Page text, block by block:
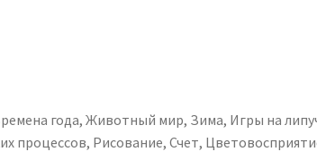
года, Животный мир, Зима, Игры на
процессов, Рисование, Счет,